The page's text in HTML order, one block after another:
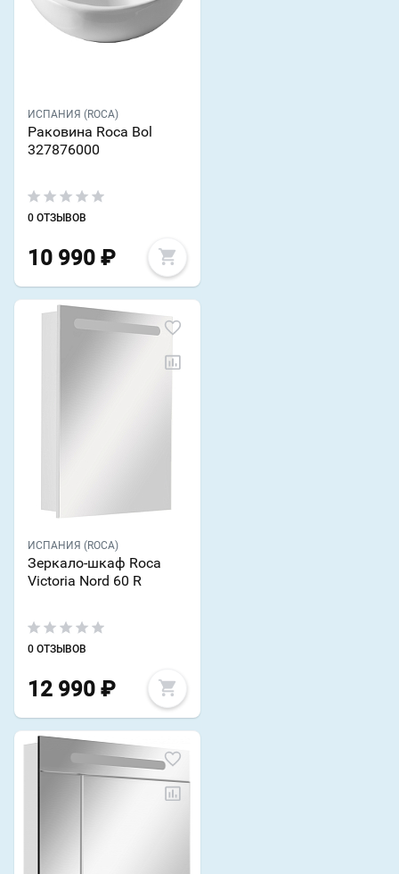
ИСПАНИЯ (ROCA)
Раковина Roca Bol
327876000
0 ОТЗЫВОВ
10 990 ₽
ИСПАНИЯ (ROCA)
Зеркало-шкаф Roca
Victoria Nord 60 R
0 ОТЗЫВОВ
12 990 ₽